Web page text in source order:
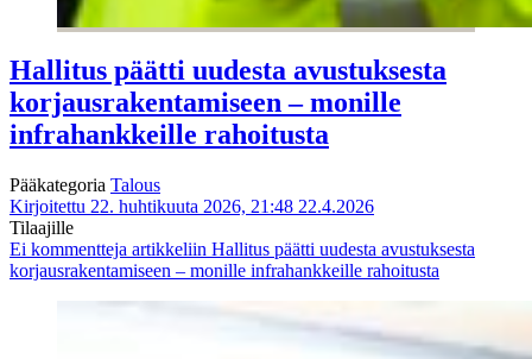
Hallitus päätti uudesta avustuksesta
korjausrakentamiseen – monille
infrahankkeille rahoitusta
Pääkategoria Talous
Kirjoitettu 22. huhtikuuta 2026, 21:48 22.4.2026
Tilaajille
Ei kommentteja artikkeliin Hallitus päätti uudesta avustuksesta
korjausrakentamiseen – monille infrahankkeille rahoitusta